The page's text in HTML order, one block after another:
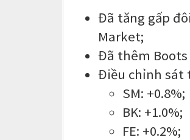
Đã tăng gấp
Market;
Đã thêm
Điều chỉnh sát
SM: +0.8%;
BK: +1.0%;
FE: +0.2%;